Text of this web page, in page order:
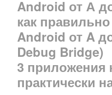
Android от А
как
Android от A
Debug Bridge)
3 приложения
практически